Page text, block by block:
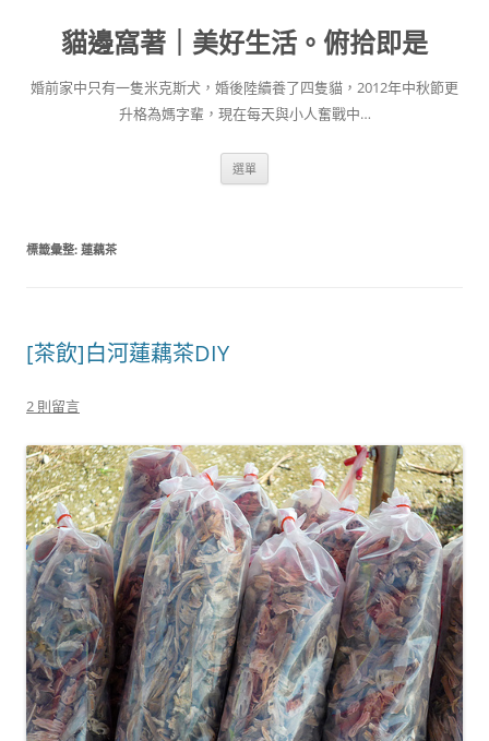
容
貓邊窩著｜美好生活。俯拾即是
婚前家中只有一隻米克斯犬，婚後陸續養了四隻貓，2012年中秋節更
升格為媽字輩，現在每天與小人奮戰中…
選單
標籤彙整: 蓮藕茶
[茶飲]白河蓮藕茶DIY
2 則留言